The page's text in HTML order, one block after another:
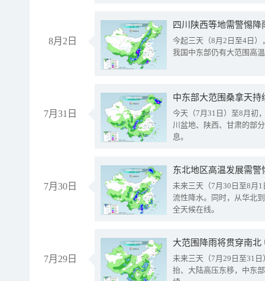
8月2日
今起三天（8月2日至4日
我国中东部仍有大范围高
7月31日
中东部大范围桑拿天
今天（7月31日）至8月初
川盆地、陕西、甘肃的部
息。
7月30日
东北地区高温发展需
未来三天（7月30日至8月
流性降水。同时，从华北
全天候在线。
7月29日
大范围降雨将贯穿南
未来三天（7月29日至31
抬、大陆高压东移，中东